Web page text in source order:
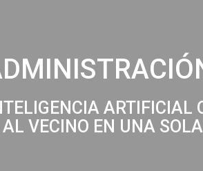
ARTIFICIAL
AL VECINO EN UNA